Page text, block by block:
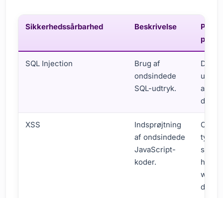
Sikkerhedssårbarhed Beskrivelse
SQL Injection
Brug af
ondsindede
SQL-udtryk.
XSS
Indsprøjtning
af ondsindede
JavaScript-
koder.
tyveri,